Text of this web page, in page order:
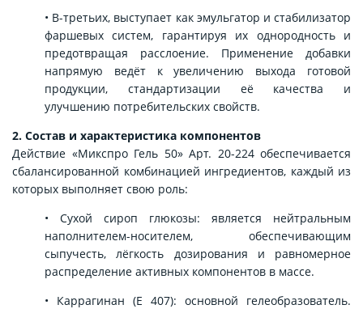
• В-третьих, выступает как эмульгатор и стабилизатор
фаршевых систем, гарантируя их однородность и
предотвращая расслоение. Применение добавки
напрямую ведёт к увеличению выхода готовой
продукции, стандартизации её качества и
улучшению потребительских свойств.
2. Состав и характеристика компонентов
Действие «Микспро Гель 50» Арт. 20-224 обеспечивается
сбалансированной комбинацией ингредиентов, каждый из
которых выполняет свою роль:
• Сухой сироп глюкозы: является нейтральным
наполнителем-носителем, обеспечивающим
сыпучесть, лёгкость дозирования и равномерное
распределение активных компонентов в массе.
• Каррагинан (Е 407): основной гелеобразователь.